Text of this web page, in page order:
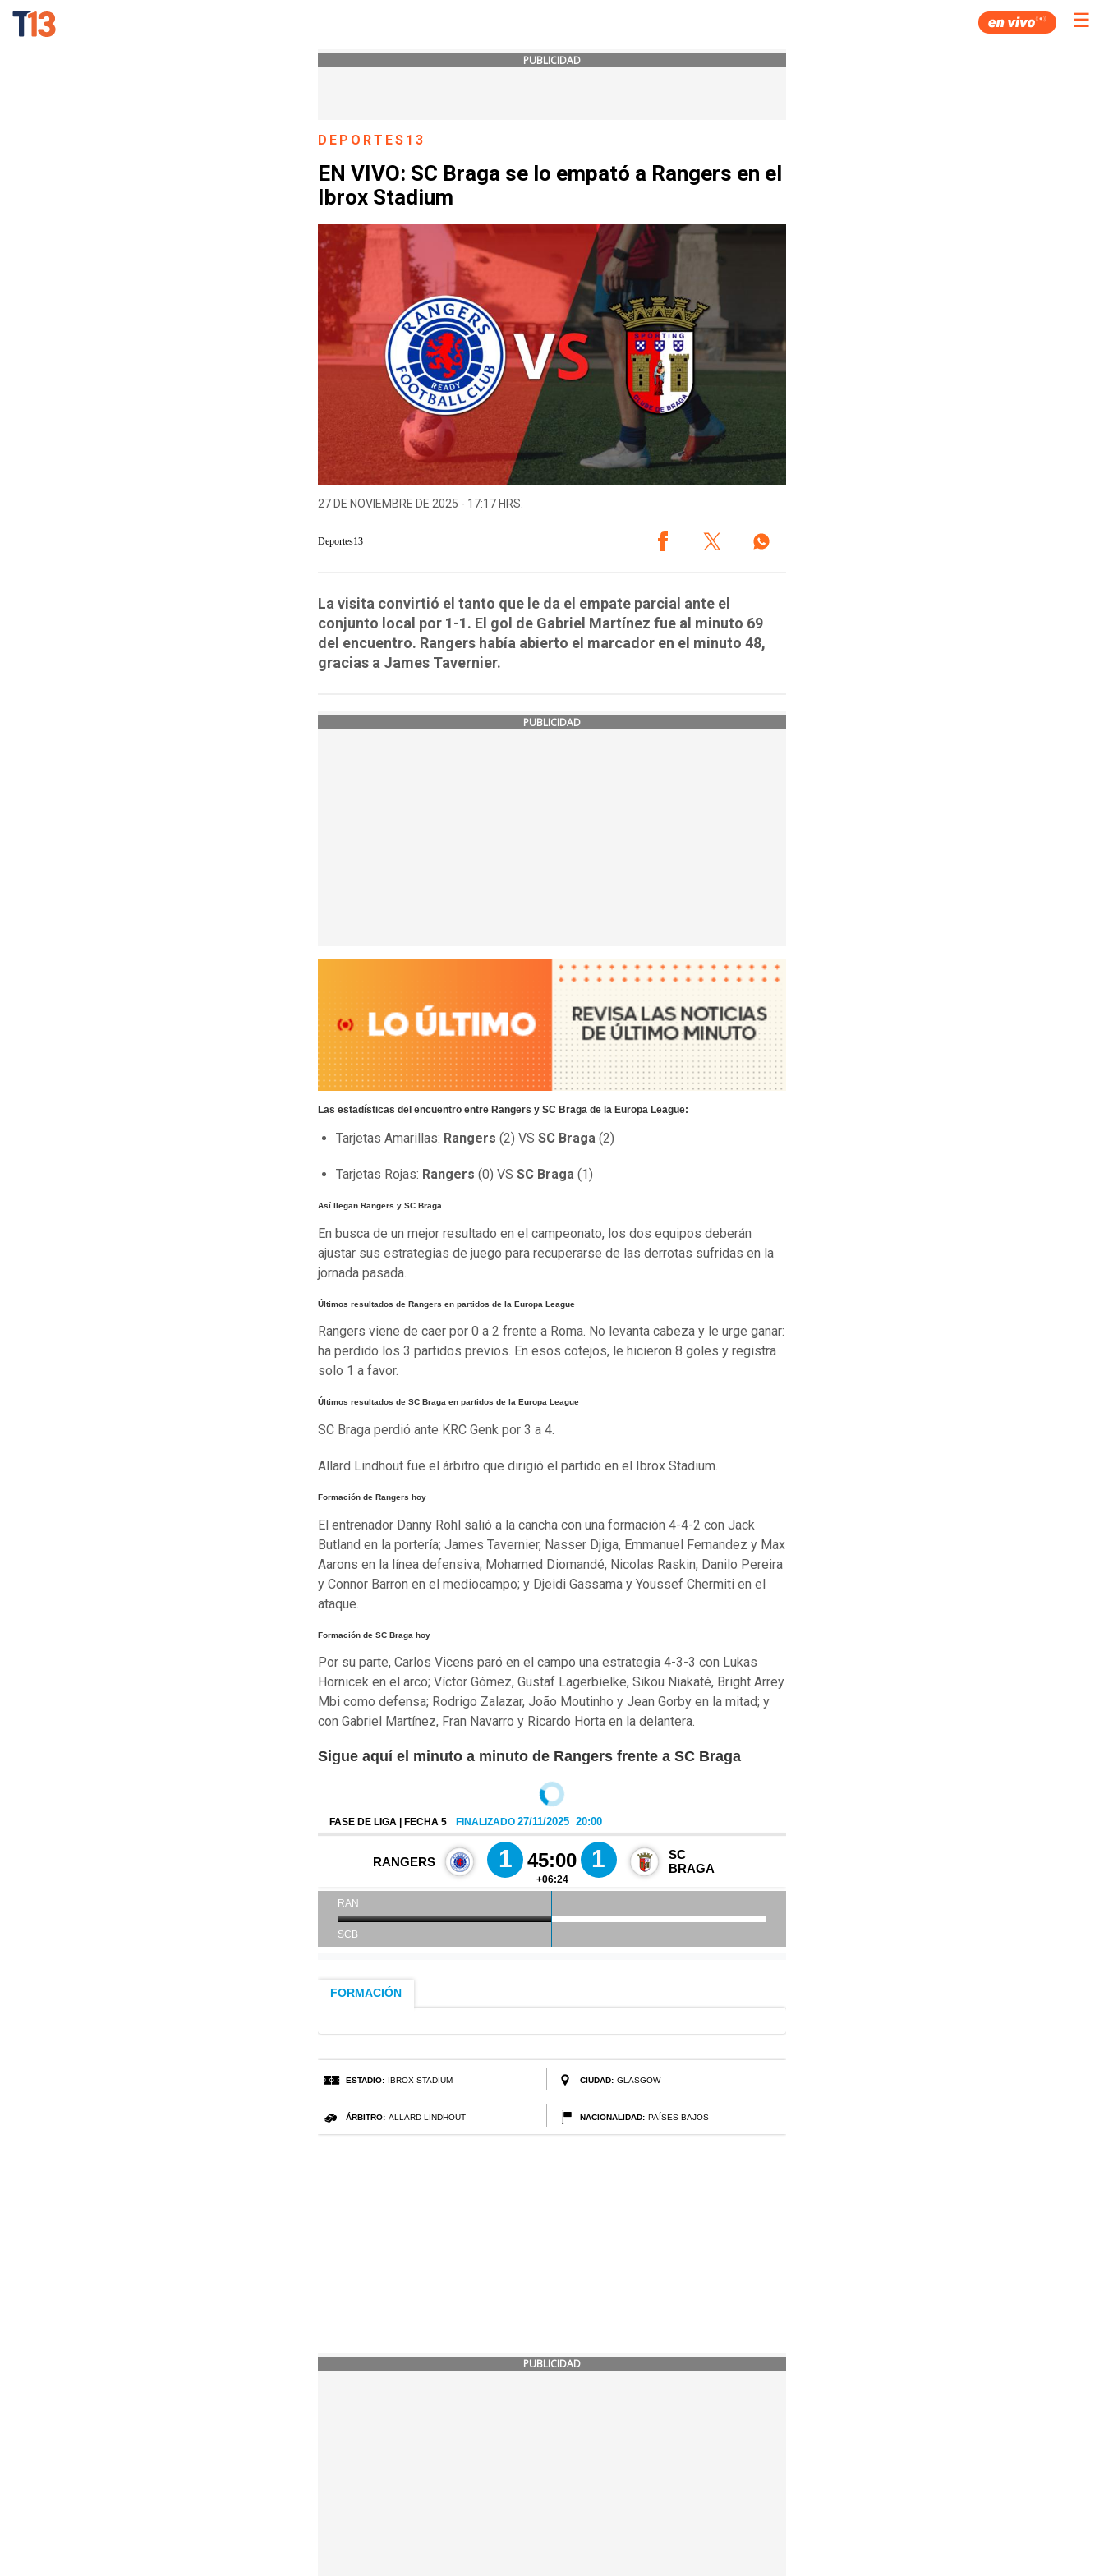
☰
PUBLICIDAD
DEPORTES13
EN VIVO: SC Braga se lo empató a Rangers en el
Ibrox Stadium
27 DE NOVIEMBRE DE 2025 - 17:17 HRS.
Deportes13
La visita convirtió el tanto que le da el empate parcial ante el
conjunto local por 1-1. El gol de Gabriel Martínez fue al minuto 69
del encuentro. Rangers había abierto el marcador en el minuto 48,
gracias a James Tavernier.
PUBLICIDAD
Las estadísticas del encuentro entre Rangers y SC Braga de la Europa League:
Tarjetas Amarillas: Rangers (2) VS SC Braga (2)
Tarjetas Rojas: Rangers (0) VS SC Braga (1)
Así llegan Rangers y SC Braga
En busca de un mejor resultado en el campeonato, los dos equipos deberán
ajustar sus estrategias de juego para recuperarse de las derrotas sufridas en la
jornada pasada.
Últimos resultados de Rangers en partidos de la Europa League
Rangers viene de caer por 0 a 2 frente a Roma. No levanta cabeza y le urge ganar:
ha perdido los 3 partidos previos. En esos cotejos, le hicieron 8 goles y registra
solo 1 a favor.
Últimos resultados de SC Braga en partidos de la Europa League
SC Braga perdió ante KRC Genk por 3 a 4.
Allard Lindhout fue el árbitro que dirigió el partido en el Ibrox Stadium.
Formación de Rangers hoy
El entrenador Danny Rohl salió a la cancha con una formación 4-4-2 con Jack
Butland en la portería; James Tavernier, Nasser Djiga, Emmanuel Fernandez y Max
Aarons en la línea defensiva; Mohamed Diomandé, Nicolas Raskin, Danilo Pereira
y Connor Barron en el mediocampo; y Djeidi Gassama y Youssef Chermiti en el
ataque.
Formación de SC Braga hoy
Por su parte, Carlos Vicens paró en el campo una estrategia 4-3-3 con Lukas
Hornicek en el arco; Víctor Gómez, Gustaf Lagerbielke, Sikou Niakaté, Bright Arrey
Mbi como defensa; Rodrigo Zalazar, João Moutinho y Jean Gorby en la mitad; y
con Gabriel Martínez, Fran Navarro y Ricardo Horta en la delantera.
Sigue aquí el minuto a minuto de Rangers frente a SC Braga
PUBLICIDAD